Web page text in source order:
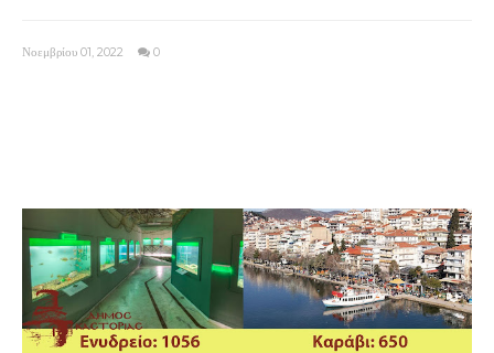
Νοεμβρίου 01, 2022 0